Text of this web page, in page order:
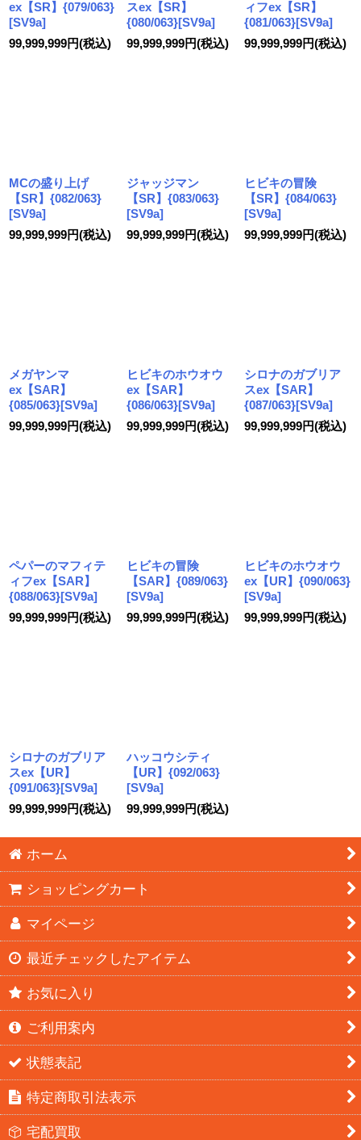
ex【SR】{079/063}
[SV9a]
99,999,999円(税込)
スex【SR】
{080/063}[SV9a]
99,999,999円(税込)
ィフex【SR】
{081/063}[SV9a]
99,999,999円(税込)
MCの盛り上げ
【SR】{082/063}
[SV9a]
99,999,999円(税込)
ジャッジマン
【SR】{083/063}
[SV9a]
99,999,999円(税込)
ヒビキの冒険
【SR】{084/063}
[SV9a]
99,999,999円(税込)
メガヤンマ
ex【SAR】
{085/063}[SV9a]
99,999,999円(税込)
ヒビキのホウオウ
ex【SAR】
{086/063}[SV9a]
99,999,999円(税込)
シロナのガブリア
スex【SAR】
{087/063}[SV9a]
99,999,999円(税込)
ペパーのマフィテ
ィフex【SAR】
{088/063}[SV9a]
99,999,999円(税込)
ヒビキの冒険
【SAR】{089/063}
[SV9a]
99,999,999円(税込)
ヒビキのホウオウ
ex【UR】{090/063}
[SV9a]
99,999,999円(税込)
シロナのガブリア
スex【UR】
{091/063}[SV9a]
99,999,999円(税込)
ハッコウシティ
【UR】{092/063}
[SV9a]
99,999,999円(税込)
ホーム
ショッピングカート
マイページ
最近チェックしたアイテム
お気に入り
ご利用案内
状態表記
特定商取引法表示
宅配買取